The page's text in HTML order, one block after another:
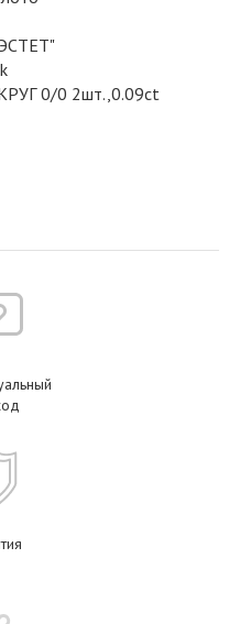
0/0 2шт.,0.09ct